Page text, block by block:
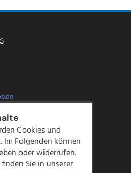
Cookies und
Folgenden können
oder widerrufen.
Sie in unserer